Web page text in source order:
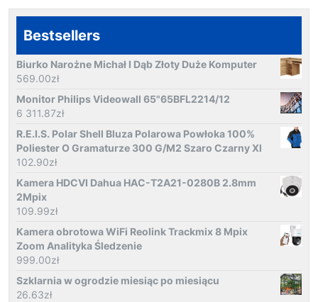
Bestsellers
Biurko Narożne Michał I Dąb Złoty Duże Komputer
569.00zł
Monitor Philips Videowall 65"65BFL2214/12
6 311.87zł
R.E.I.S. Polar Shell Bluza Polarowa Powłoka 100%
Poliester O Gramaturze 300 G/M2 Szaro Czarny Xl
102.90zł
Kamera HDCVI Dahua HAC-T2A21-0280B 2.8mm
2Mpix
109.99zł
Kamera obrotowa WiFi Reolink Trackmix 8 Mpix
Zoom Analityka Śledzenie
999.00zł
Szklarnia w ogrodzie miesiąc po miesiącu
26.63zł